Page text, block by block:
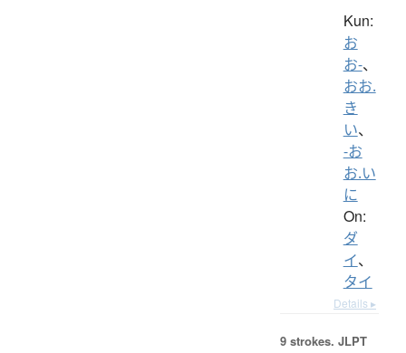
Kun:
お
お-、
おお.
き
い、
-お
お.い
に
On:
ダ
イ、
タイ
Details ▸
9 strokes. JLPT